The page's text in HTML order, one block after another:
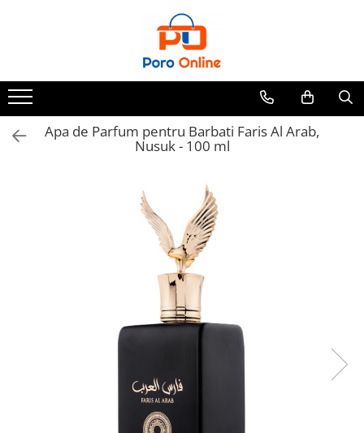
Al Absar
Parfum
Clone Apa de Parfum pentru Barbati Faris Al Arab,
Nusuk - 100 ml